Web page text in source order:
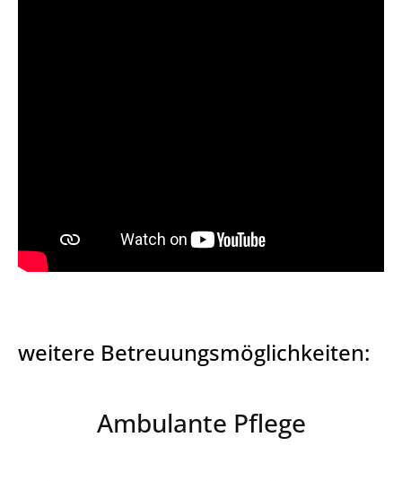
weitere Betreuungsmöglichkeiten:
Ambulante Pflege